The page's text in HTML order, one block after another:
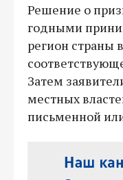
Решение о
годными
регион страны
Затем
местных
письменной